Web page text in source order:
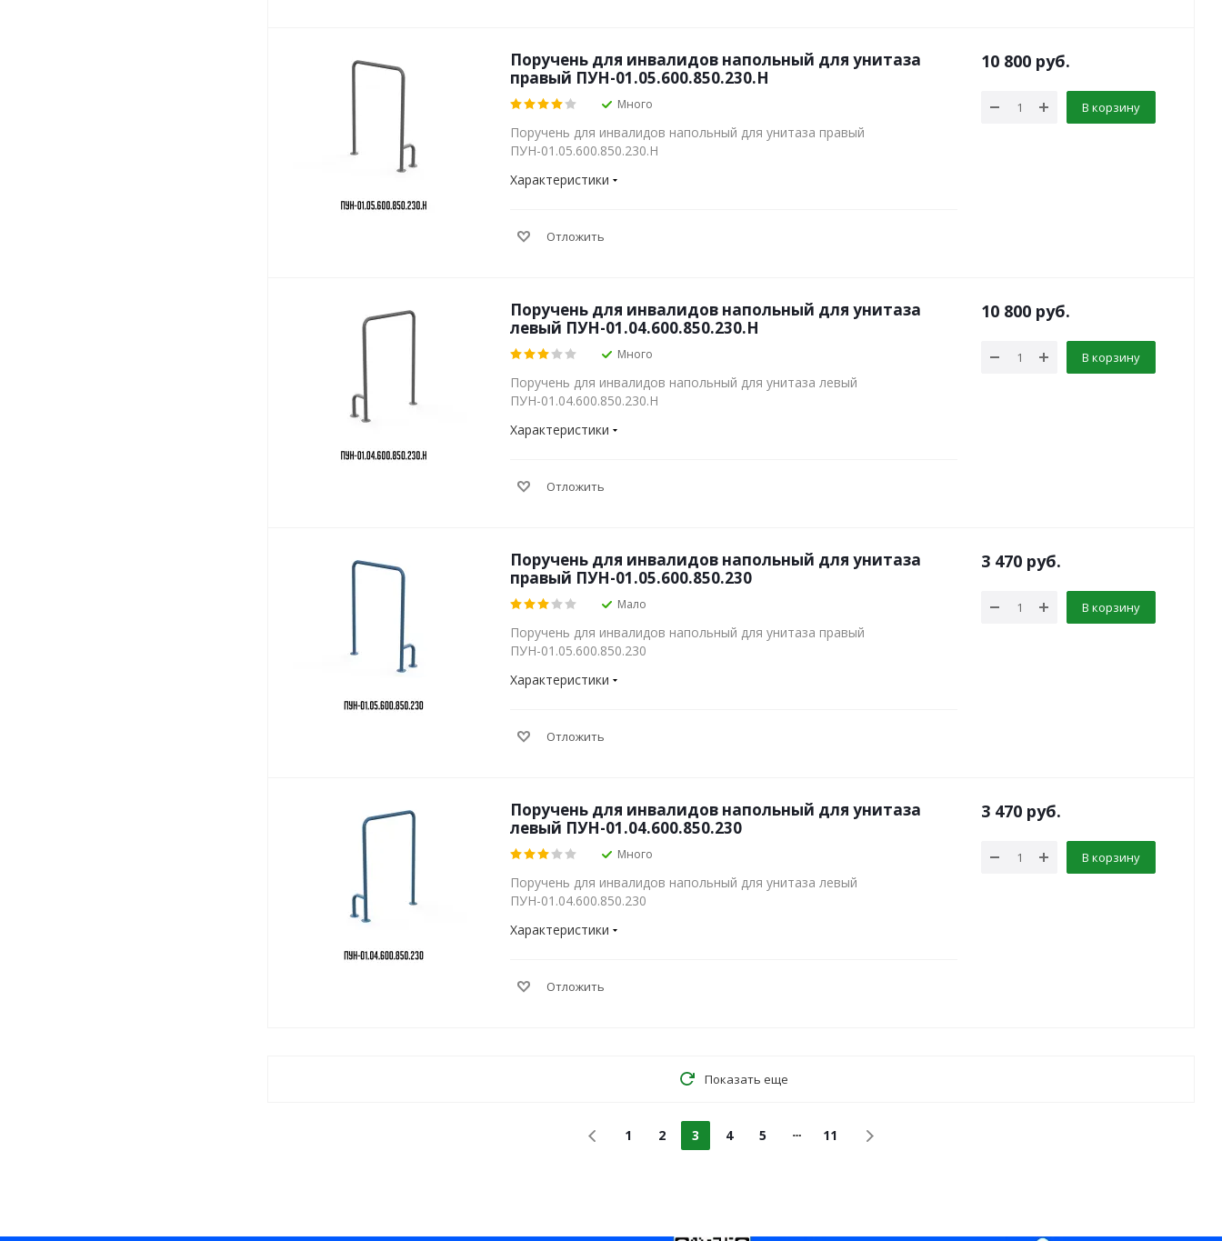
Поручень для инвалидов напольный для унитаза
правый ПУН-01.05.600.850.230.Н
Много
Поручень для инвалидов напольный для унитаза правый
ПУН-01.05.600.850.230.Н
Характеристики
Отложить
10 800 руб.
В корзину
Поручень для инвалидов напольный для унитаза
левый ПУН-01.04.600.850.230.Н
Много
Поручень для инвалидов напольный для унитаза левый
ПУН-01.04.600.850.230.Н
Характеристики
Отложить
10 800 руб.
В корзину
Поручень для инвалидов напольный для унитаза
правый ПУН-01.05.600.850.230
Мало
Поручень для инвалидов напольный для унитаза правый
ПУН-01.05.600.850.230
Характеристики
Отложить
3 470 руб.
В корзину
Поручень для инвалидов напольный для унитаза
левый ПУН-01.04.600.850.230
Много
Поручень для инвалидов напольный для унитаза левый
ПУН-01.04.600.850.230
Характеристики
Отложить
3 470 руб.
В корзину
Показать еще
1 2 3 4 5 11